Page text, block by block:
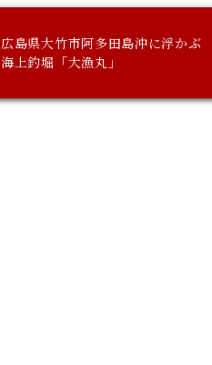
広島県大竹市阿多田島沖に浮かぶ
海上釣堀「大漁丸」